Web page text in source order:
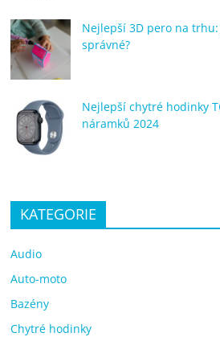
Nejlepší 3D pero na
správné?
Nejlepší chytré hodinky
náramků 2024
KATEGORIE
Audio
Auto-moto
Bazény
Chytré hodinky